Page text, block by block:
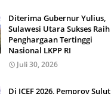
Diterima Gubernur Yulius,
Sulawesi Utara Sukses Raih
Penghargaan Tertinggi
Nasional LKPP RI
Juli 30, 2026
Di ICEF 2026, Pemprov Sulut